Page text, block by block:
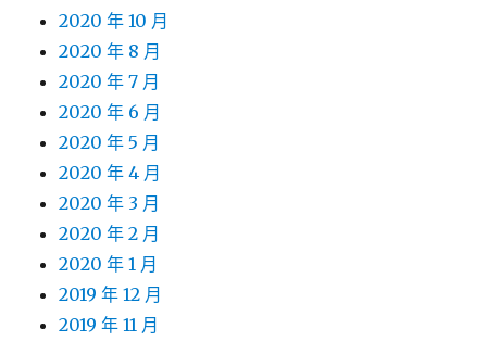
2020 年 10 月
2020 年 8 月
2020 年 7 月
2020 年 6 月
2020 年 5 月
2020 年 4 月
2020 年 3 月
2020 年 2 月
2020 年 1 月
2019 年 12 月
2019 年 11 月